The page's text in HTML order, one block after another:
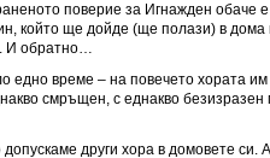
поверие за Игнажден обаче е
който ще дойде (ще полази) в
И обратно…
едно време – на повечето хората
смръщен, с еднакво
допускаме други хора в домовете